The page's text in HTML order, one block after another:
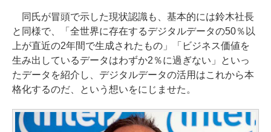
同氏が冒頭で示した現状認識も、基本的には鈴木社長
と同様で、「全世界に存在するデジタルデータの50％以
上が直近の2年間で生成されたもの」「ビジネス価値を
生み出しているデータはわずか2％に過ぎない」といっ
たデータを紹介し、デジタルデータの活用はこれから本
格化するのだ、という想いをにじませた。